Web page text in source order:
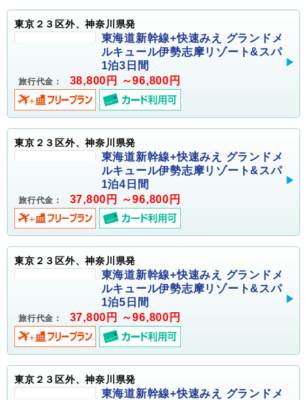
東京２３区外、神奈川県発
東海道新幹線+快速みえ グランドメ
ルキュール伊勢志摩リゾート&スパ
1泊3日間
旅行代金： 38,800円 ～96,800円
東京２３区外、神奈川県発
東海道新幹線+快速みえ グランドメ
ルキュール伊勢志摩リゾート&スパ
1泊4日間
旅行代金： 37,800円 ～96,800円
東京２３区外、神奈川県発
東海道新幹線+快速みえ グランドメ
ルキュール伊勢志摩リゾート&スパ
1泊5日間
旅行代金： 37,800円 ～96,800円
東京２３区外、神奈川県発
東海道新幹線+快速みえ グランドメ